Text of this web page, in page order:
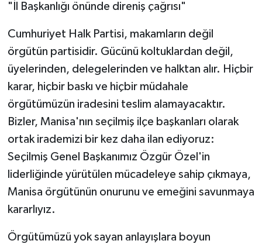
"İl Başkanlığı önünde direniş çağrısı"
Cumhuriyet Halk Partisi, makamların değil
örgütün partisidir. Gücünü koltuklardan değil,
üyelerinden, delegelerinden ve halktan alır. Hiçbir
karar, hiçbir baskı ve hiçbir müdahale
örgütümüzün iradesini teslim alamayacaktır.
Bizler, Manisa'nın seçilmiş ilçe başkanları olarak
ortak irademizi bir kez daha ilan ediyoruz:
Seçilmiş Genel Başkanımız Özgür Özel'in
liderliğinde yürütülen mücadeleye sahip çıkmaya,
Manisa örgütünün onurunu ve emeğini savunmaya
kararlıyız.
Örgütümüzü yok sayan anlayışlara boyun